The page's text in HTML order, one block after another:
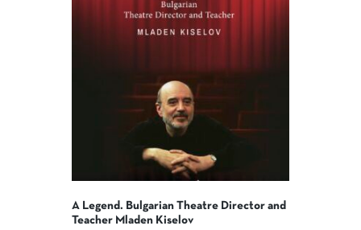
A Legend. Bulgarian Theatre Director and
Teacher Mladen Kiselov